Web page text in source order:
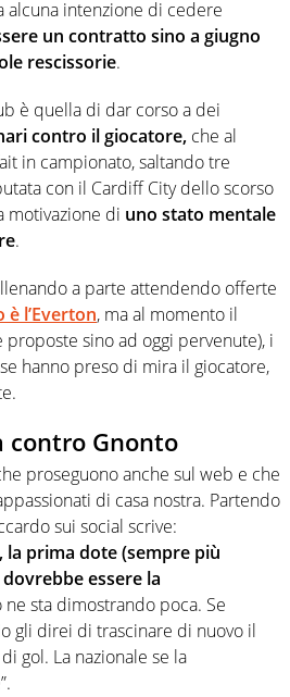
alcuna intenzione di cedere
un contratto sino a giugno
rescissorie.
è quella di dar corso a dei
contro il giocatore, che al
in campionato, saltando tre
con il Cardiff City dello scorso
motivazione di uno stato mentale
.
a parte attendendo offerte
è l’Everton, ma al momento il
sino ad oggi pervenute), i
hanno preso di mira il giocatore,
contro Gnonto
proseguono anche sul web e che
di casa nostra. Partendo
sui social scrive:
la prima dote (sempre più
essere la
ne sta dimostrando poca. Se
gli direi di trascinare di nuovo il
gol. La nazionale se la